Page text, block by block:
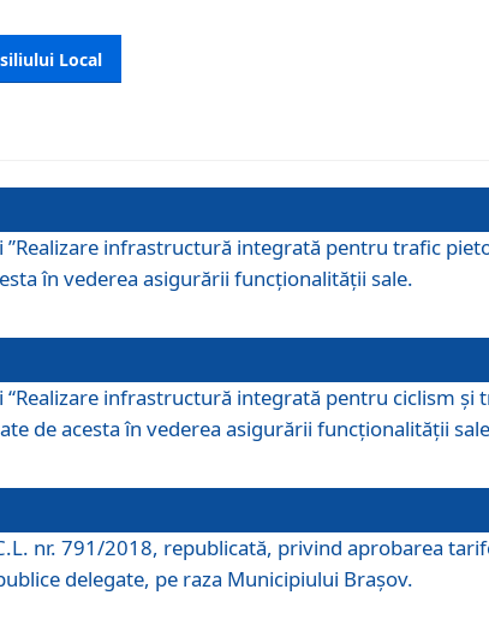
Local
infrastructură integrată pentru trafic
în vederea asigurării funcționalității sale.
infrastructură integrată pentru ciclism şi
de acesta în vederea asigurării funcționalității
nr. 791/2018, republicată, privind aprobarea
delegate, pe raza Municipiului Brașov.